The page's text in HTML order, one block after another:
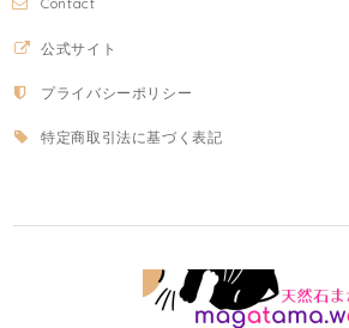
公式サイト
プライバシーポリシー
特定商取引法に基づく表記